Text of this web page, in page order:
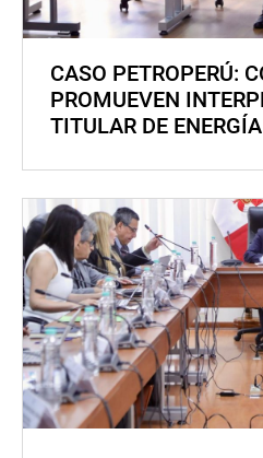
CASO PETROPERÚ:
PROMUEVEN
TITULAR DE